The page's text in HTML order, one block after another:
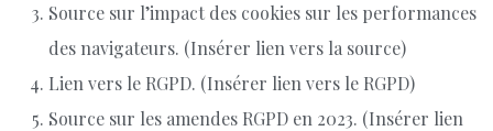
Source sur l’impact des cookies sur les performances
des navigateurs. (Insérer lien vers la source)
Lien vers le RGPD. (Insérer lien vers le RGPD)
Source sur les amendes RGPD en 2023. (Insérer lien